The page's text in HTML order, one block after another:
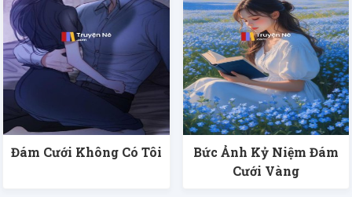
Đám Cưới Không Có Tôi
Bức Ảnh Kỷ Niệm Đám
Cưới Vàng